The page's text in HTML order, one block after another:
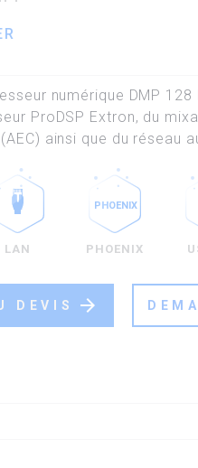
numérique DMP
ProDSP Extron, du
ainsi que du réseau
LAN PHOENIX
DEVIS arrow_forward